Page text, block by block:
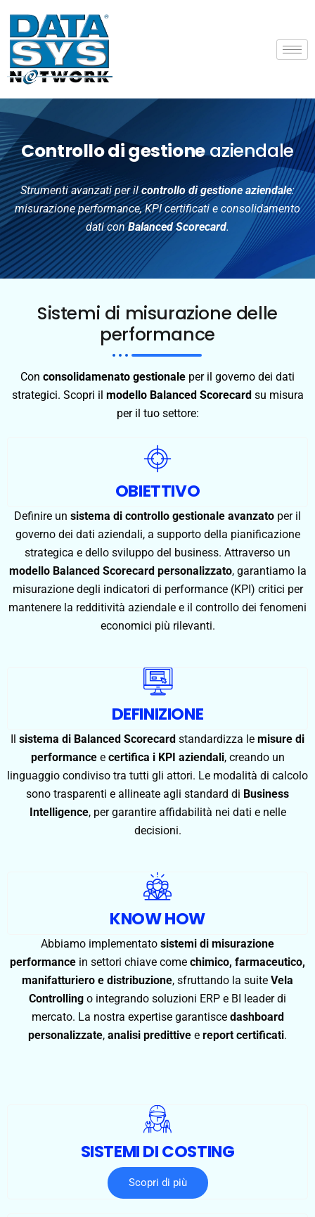
Controllo di gestioneaziendale
Strumenti avanzati per ilcontrollo di gestione aziendale:
misurazione performance, KPI certificati e consolidamento
dati conBalanced Scorecard.
Sistemi di misurazione delle
performance
Con consolidamenato gestionale per il governo dei dati
strategici. Scopri il modello Balanced Scorecardsu misura
per il tuo settore:
OBIETTIVO
Definire un sistema di controllo gestionale avanzato per il
governo dei dati aziendali, a supporto della pianificazione
strategica e dello sviluppo del business. Attraverso un
modello Balanced Scorecard personalizzato, garantiamo la
misurazione degli indicatori di performance (KPI) critici per
mantenere la redditività aziendale e il controllo dei fenomeni
economici più rilevanti.
DEFINIZIONE
Il sistema di Balanced Scorecard standardizza le misure di
performancee certifica i KPI aziendali, creando un
linguaggio condiviso tra tutti gli attori. Le modalità di calcolo
sono trasparenti e allineate agli standard di Business
Intelligence, per garantire affidabilità nei dati e nelle
decisioni.
KNOW HOW
Abbiamo implementato sistemi di misurazione
performance in settori chiave come chimico, farmaceutico,
manifatturiero e distribuzione, sfruttando la suite Vela
Controlling o integrando soluzioni ERP e BI leader di
mercato. La nostra expertise garantisce dashboard
personalizzate, analisi predittive e report certificati.
SISTEMI DI COSTING
Scopri di più